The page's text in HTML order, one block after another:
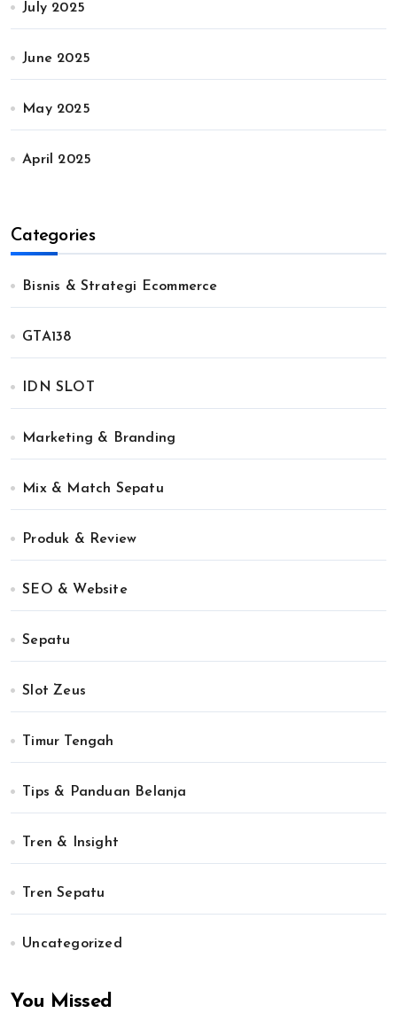
July 2025
June 2025
May 2025
April 2025
Categories
Bisnis & Strategi Ecommerce
GTA138
IDN SLOT
Marketing & Branding
Mix & Match Sepatu
Produk & Review
SEO & Website
Sepatu
Slot Zeus
Timur Tengah
Tips & Panduan Belanja
Tren & Insight
Tren Sepatu
Uncategorized
You Missed